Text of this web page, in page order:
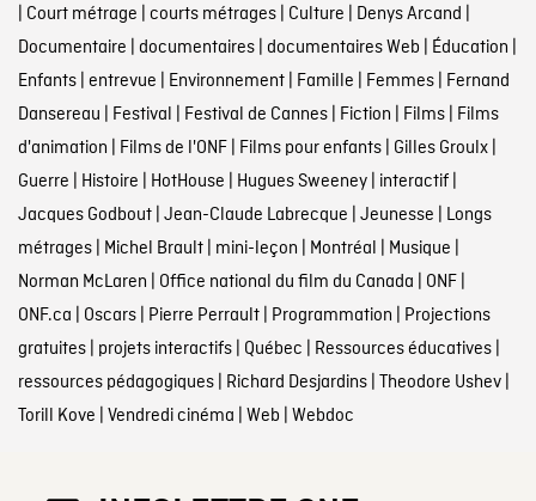
Court métrage courts métrages| Culture Denys Arcand
Documentaire documentaires| documentaires Web Éducation
Enfants| entrevue Environnement| Famille Femmes| Fernand
Dansereau Festival Festival de Cannes| Fiction Films| Films
d'animation Films de l'ONF| Films pour enfants| Gilles Groulx|
Guerre Histoire HotHouse Hugues Sweeney| interactif|
Jacques Godbout| Jean-Claude Labrecque Jeunesse Longs
métrages| Michel Brault| mini-leçon Montréal Musique
Norman McLaren Office national du film du Canada ONF|
ONF.ca Oscars| Pierre Perrault| Programmation Projections
gratuites| projets interactifs| Québec Ressources éducatives|
ressources pédagogiques| Richard Desjardins| Theodore Ushev|
Torill Kove Vendredi cinéma Web Webdoc